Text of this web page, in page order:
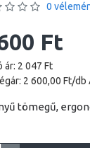
0
Ft
ár: 2 047 Ft
2 600,00 Ft/db
tömegű,